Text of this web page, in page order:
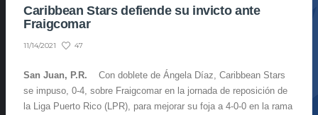
Caribbean Stars defiende su invicto ante
Fraigcomar
11/14/2021 47
San Juan, P.R.
Con doblete de Ángela Díaz, Caribbean Stars
se impuso, 0-4, sobre Fraigcomar en la jornada de reposición de
la Liga Puerto Rico (LPR), para mejorar su foja a 4-0-0 en la rama